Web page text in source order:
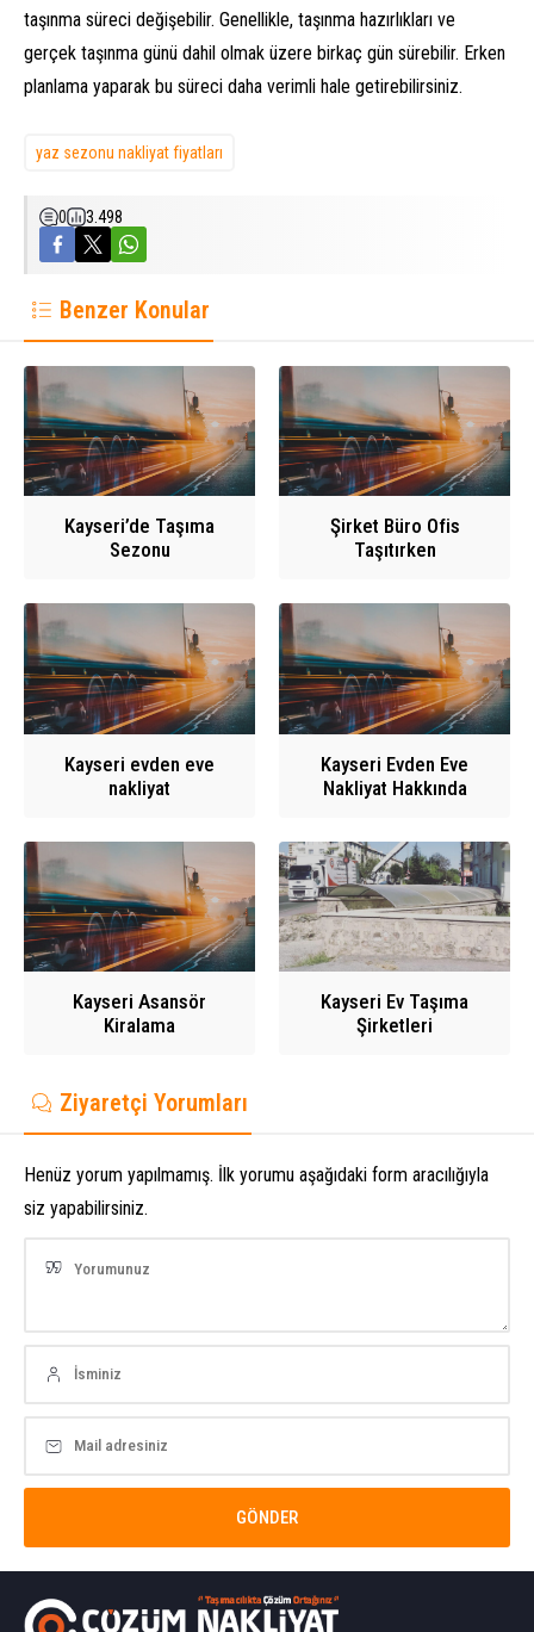
taşınma süreci değişebilir. Genellikle, taşınma hazırlıkları ve
gerçek taşınma günü dahil olmak üzere birkaç gün sürebilir. Erken
planlama yaparak bu süreci daha verimli hale getirebilirsiniz.
yaz sezonu nakliyat fiyatları
0 3.498
Benzer Konular
Kayseri’de Taşıma
Sezonu
Şirket Büro Ofis
Taşıtırken
Kayseri evden eve
nakliyat
Kayseri Evden Eve
Nakliyat Hakkında
Kayseri Asansör
Kiralama
Kayseri Ev Taşıma
Şirketleri
Ziyaretçi Yorumları
Henüz yorum yapılmamış. İlk yorumu aşağıdaki form aracılığıyla
siz yapabilirsiniz.